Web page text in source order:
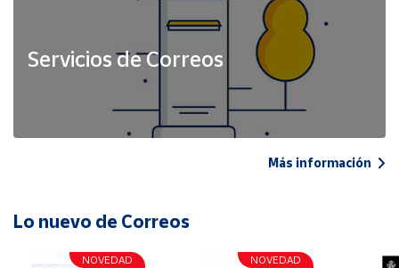
Servicios de Correos
Más información
Lo nuevo de Correos
NOVEDAD NOVEDAD